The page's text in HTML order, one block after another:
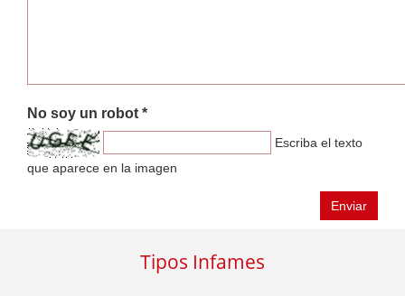
No soy un robot *
Escriba el texto
que aparece en la imagen
Enviar
Tipos Infames